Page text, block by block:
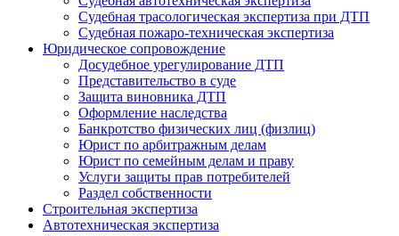
Судебная трасологическая экспертиза при ДТП
Судебная пожаро-техническая экспертиза
Юридическое сопровождение
Досудебное урегулирование ДТП
Представительство в суде
Защита виновника ДТП
Оформление наследства
Банкротство физических лиц (физлиц)
Юрист по арбитражным делам
Юрист по семейным делам и праву
Услуги защиты прав потребителей
Раздел собственности
Строительная экспертиза
Автотехническая экспертиза